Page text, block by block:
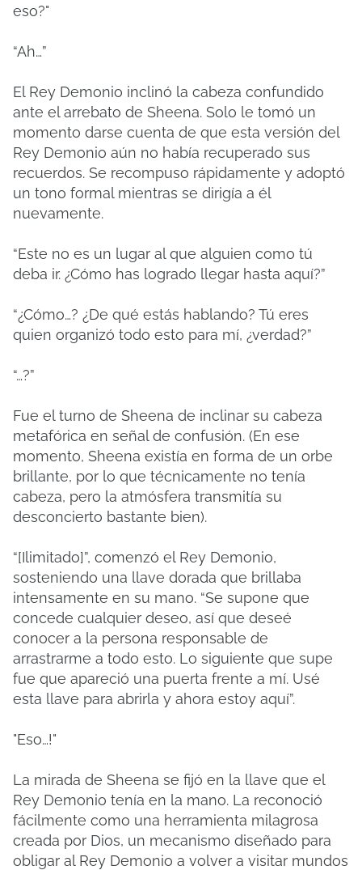
eso?"
“Ah…”
El Rey Demonio inclinó la cabeza confundido
ante el arrebato de Sheena. Solo le tomó un
momento darse cuenta de que esta versión del
Rey Demonio aún no había recuperado sus
recuerdos. Se recompuso rápidamente y adoptó
un tono formal mientras se dirigía a él
nuevamente.
“Este no es un lugar al que alguien como tú
deba ir. ¿Cómo has logrado llegar hasta aquí?”
“¿Cómo…? ¿De qué estás hablando? Tú eres
quien organizó todo esto para mí, ¿verdad?”
“…?”
Fue el turno de Sheena de inclinar su cabeza
metafórica en señal de confusión. (En ese
momento, Sheena existía en forma de un orbe
brillante, por lo que técnicamente no tenía
cabeza, pero la atmósfera transmitía su
desconcierto bastante bien).
“[Ilimitado]”, comenzó el Rey Demonio,
sosteniendo una llave dorada que brillaba
intensamente en su mano. “Se supone que
concede cualquier deseo, así que deseé
conocer a la persona responsable de
arrastrarme a todo esto. Lo siguiente que supe
fue que apareció una puerta frente a mí. Usé
esta llave para abrirla y ahora estoy aquí”.
"Eso…!"
La mirada de Sheena se fijó en la llave que el
Rey Demonio tenía en la mano. La reconoció
fácilmente como una herramienta milagrosa
creada por Dios, un mecanismo diseñado para
obligar al Rey Demonio a volver a visitar mundos